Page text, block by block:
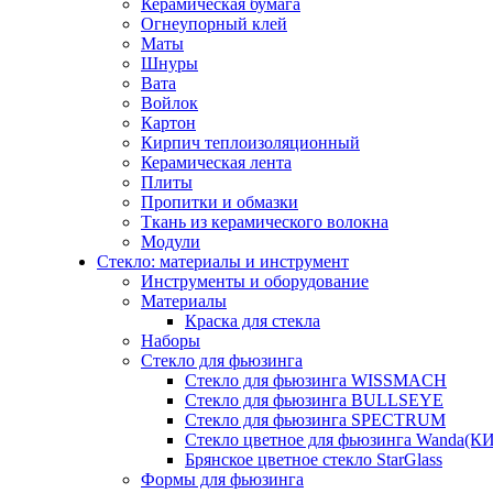
Керамическая бумага
Огнеупорный клей
Маты
Шнуры
Вата
Войлок
Картон
Кирпич теплоизоляционный
Керамическая лента
Плиты
Пропитки и обмазки
Ткань из керамического волокна
Модули
Стекло: материалы и инструмент
Инструменты и оборудование
Материалы
Краска для стекла
Наборы
Стекло для фьюзинга
Стекло для фьюзинга WISSMACH
Стекло для фьюзинга BULLSEYE
Стекло для фьюзинга SPECTRUM
Стекло цветное для фьюзинга
Брянское цветное стекло StarGlass
Формы для фьюзинга